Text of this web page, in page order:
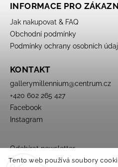
Tento web používá soubory
INFORMACE PRO
Jak nakupovat & FAQ
Obchodní podmínky
Podmínky ochrany osobních
KONTAKT
gallerymillennium@centrum.cz
+420 602 265 427
Facebook
Instagram
Odebírat newsletter